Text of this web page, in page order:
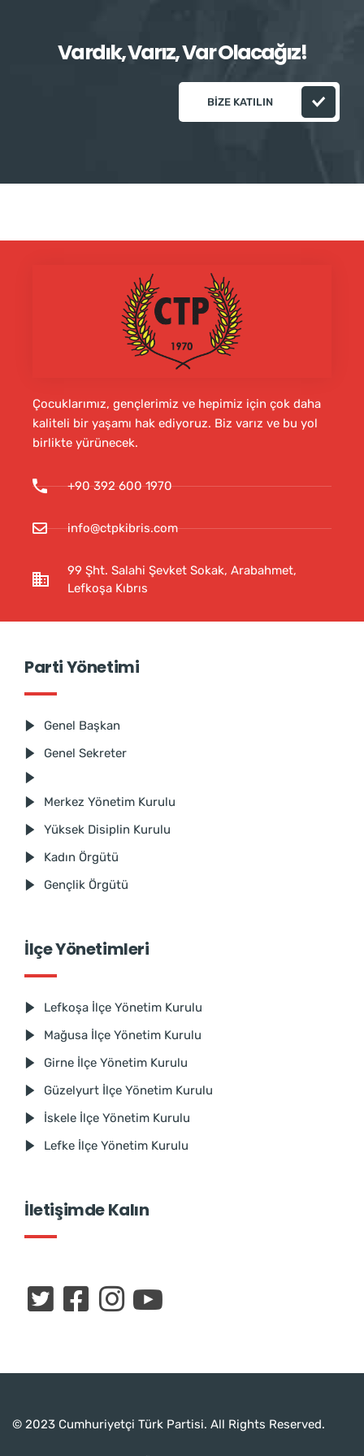
Vardık, Varız, Var Olacağız!
BIZE KATILIN
Çocuklarımız, gençlerimiz ve hepimiz için çok daha
kaliteli bir yaşamı hak ediyoruz. Biz varız ve bu yol
birlikte yürünecek.
+90 392 600 1970
info@ctpkibris.com
99 Şht. Salahi Şevket Sokak, Arabahmet,
Lefkoşa Kıbrıs
Parti Yönetimi
Genel Başkan
Genel Sekreter
Merkez Yönetim Kurulu
Yüksek Disiplin Kurulu
Kadın Örgütü
Gençlik Örgütü
İlçe Yönetimleri
Lefkoşa İlçe Yönetim Kurulu
Mağusa İlçe Yönetim Kurulu
Girne İlçe Yönetim Kurulu
Güzelyurt İlçe Yönetim Kurulu
İskele İlçe Yönetim Kurulu
Lefke İlçe Yönetim Kurulu
İletişimde Kalın
© 2023 Cumhuriyetçi Türk Partisi. All Rights Reserved.